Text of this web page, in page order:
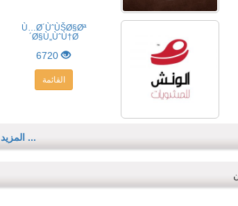
Ù…Ø´ÙˆÙŠØ§Øª
Ø§Ù„ÙˆÙ†Ø´
6720
القائمة
... المزيد